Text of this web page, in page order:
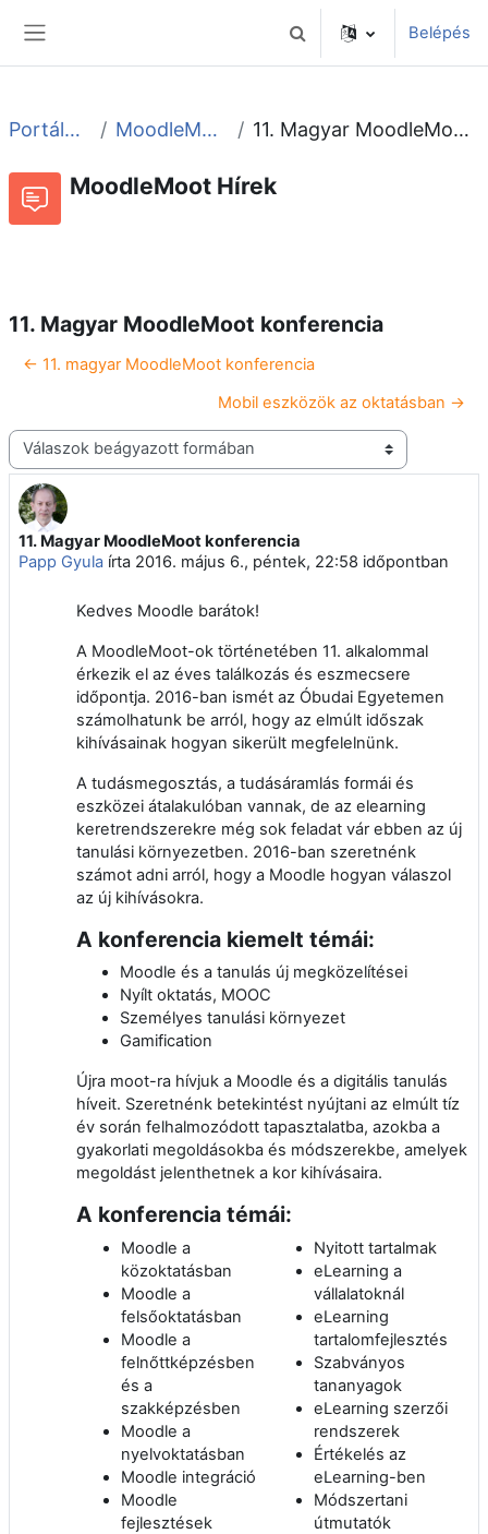
Keresési bemeneti adatok
Belépés
Portáloldalak MoodleMoot Hírek 11. Magyar MoodleMoot konferencia
MoodleMoot Hírek
11. Magyar MoodleMoot konferencia
← 11. magyar MoodleMoot konferencia
Mobil eszközök az oktatásban →
Megjelenítési mód
11. Magyar MoodleMoot konferencia
Papp Gyula írta 2016. május 6., péntek, 22:58 időpontban
Válaszok szám: 0
Kedves Moodle barátok!
A MoodleMoot-ok történetében 11. alkalommal
érkezik el az éves találkozás és eszmecsere
időpontja. 2016-ban ismét az Óbudai Egyetemen
számolhatunk be arról, hogy az elmúlt időszak
kihívásainak hogyan sikerült megfelelnünk.
A tudásmegosztás, a tudásáramlás formái és
eszközei átalakulóban vannak, de az elearning
keretrendszerekre még sok feladat vár ebben az új
tanulási környezetben. 2016-ban szeretnénk
számot adni arról, hogy a Moodle hogyan válaszol
az új kihívásokra.
A konferencia kiemelt témái:
Moodle és a tanulás új megközelítései
Nyílt oktatás, MOOC
Személyes tanulási környezet
Gamification
Újra moot-ra hívjuk a Moodle és a digitális tanulás
híveit. Szeretnénk betekintést nyújtani az elmúlt tíz
év során felhalmozódott tapasztalatba, azokba a
gyakorlati megoldásokba és módszerekbe, amelyek
megoldást jelenthetnek a kor kihívásaira.
A konferencia témái:
Moodle a
közoktatásban
Moodle a
felsőoktatásban
Moodle a
felnőttképzésben
és a
szakképzésben
Moodle a
nyelvoktatásban
Moodle integráció
Moodle
fejlesztések
Nyitott tartalmak
eLearning a
vállalatoknál
eLearning
tartalomfejlesztés
Szabványos
tananyagok
eLearning szerzői
rendszerek
Értékelés az
eLearning-ben
Módszertani
útmutatók